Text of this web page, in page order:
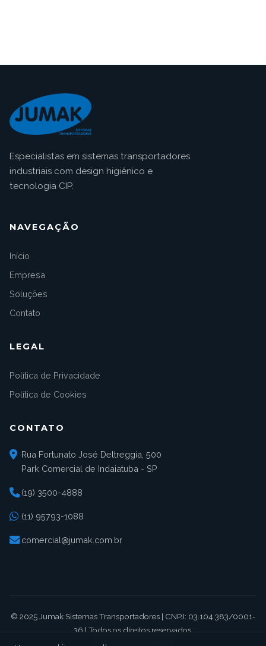
Especialistas em sistemas transportadores
industriais com design higiênico e
tecnologia CIP.
NAVEGAÇÃO
Início
Empresa
Soluções
Contato
LEGAL
Política de Privacidade
Política de Cookies
CONTATO
Rua Fortunato José Deltreggia, 500
Park Comercial de Indaiatuba - SP
(19) 3500-4888
(11) 95793-1088
comercial@jumak.com.br
© 2025 Jumak Sistemas Transportadores | CNPJ: 03.104.383/0001-
36 | Todos os direitos reservados.